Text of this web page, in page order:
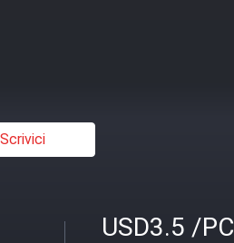
Scrivici
USD3.5 /PC